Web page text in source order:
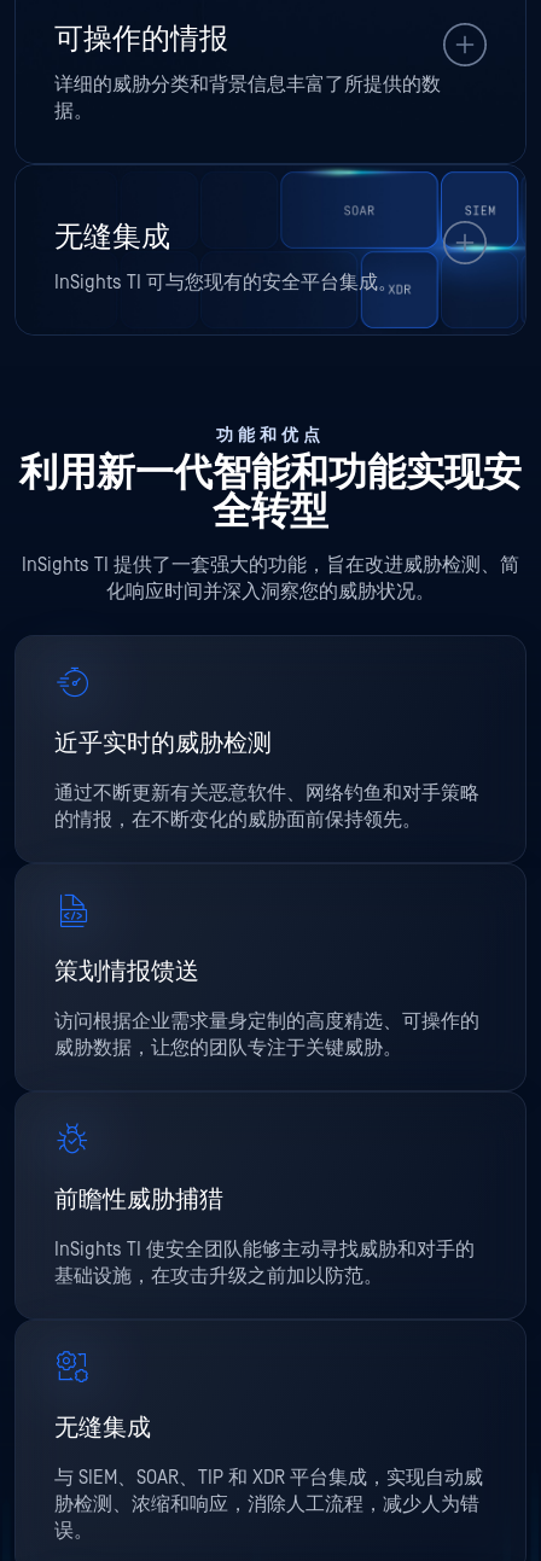
可操作的情报
详细的威胁分类和背景信息丰富了所提供的数
据。
无缝集成
InSights TI 可与您现有的安全平台集成。
功能和优点
利用新一代智能和功能实现安
全转型
InSights TI 提供了一套强大的功能，旨在改进威胁检测、简
化响应时间并深入洞察您的威胁状况。
近乎实时的威胁检测
通过不断更新有关恶意软件、网络钓鱼和对手策略
的情报，在不断变化的威胁面前保持领先。
策划情报馈送
访问根据企业需求量身定制的高度精选、可操作的
威胁数据，让您的团队专注于关键威胁。
前瞻性威胁捕猎
InSights TI 使安全团队能够主动寻找威胁和对手的
基础设施，在攻击升级之前加以防范。
无缝集成
与 SIEM、SOAR、TIP 和 XDR 平台集成，实现自动威
胁检测、浓缩和响应，消除人工流程，减少人为错
误。